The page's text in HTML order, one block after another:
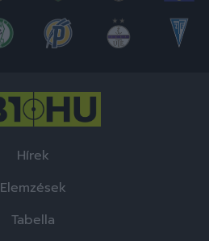
Hírek
Elemzések
Tabella